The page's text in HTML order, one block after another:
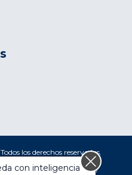
los derechos reservados.
reclamos ingresá acá. /
con inteligencia